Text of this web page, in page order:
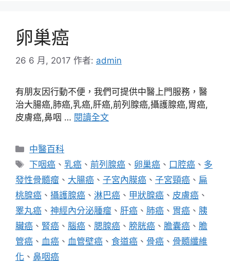
卵巢癌
26 6 月, 2017 作者: admin
有朋友因行動不便，我們可提供中醫上門服務，醫
治大腸癌,肺癌,乳癌,肝癌,前列腺癌,攝護腺癌,胃癌,
皮膚癌,鼻咽 … 閱讀全文
分
類
中醫百科
標
籤
下咽癌 、 乳癌 、前列腺癌 、 卵巢癌 、 口腔癌 、 多
發性骨髓瘤 、 大腸癌 、 子宮內膜癌 、 子宮頸癌 、 扁
桃腺癌 、 攝護腺癌 、 淋巴癌 、 甲狀腺癌 、 皮膚癌 、
睪丸癌 、 神經內分泌腫瘤 、 肝癌 、 肺癌 、 胃癌 、 胰
臟癌 、 腎癌 、 腦癌 、 腮腺癌 、 膀胱癌 、 膽囊癌 、 膽
管癌 、 血癌 、 血管壁癌 、 食道癌 、 骨癌 、 骨髓纖維
化 、 鼻咽癌